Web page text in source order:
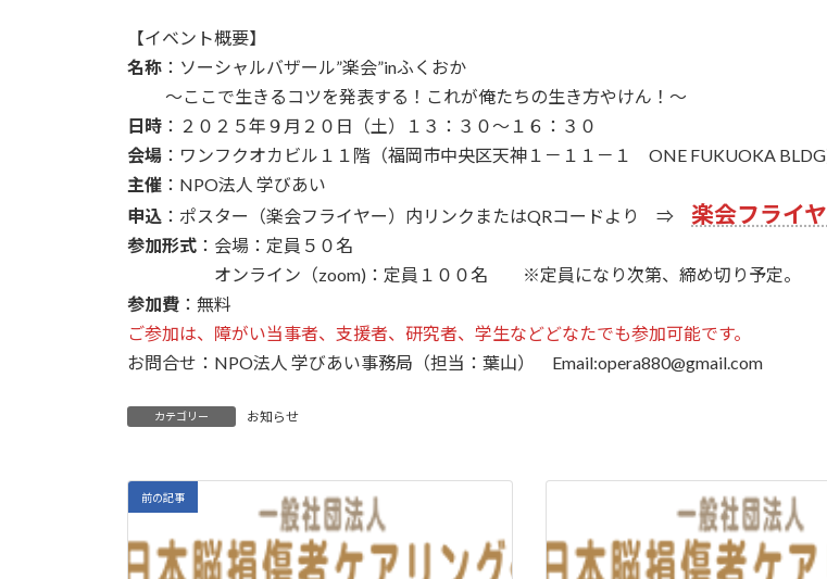
【イベント概要】
名称 ：ソーシャルバザール”楽会”inふくおか
～ここで生きるコツを発表する！これが俺たちの生き方やけん！～
日時 ：２０２５年９月２０日（土）１３：３０～１６：３０
会場 ：ワンフクオカビル１１階（福岡市中央区天神１－１１－１ ONE FUKUOKA
主催 ：NPO法人 学びあい
申込 ：ポスター（楽会フライヤー）内リンクまたはQRコードより ⇒ 楽会フライ
参加形式 ：会場：定員５０名
オンライン（zoom)：定員１００名 ※定員になり次第、締め切り予定。
参加費 ：無料
ご参加は、障がい当事者、支援者、研究者、学生などどなたでも参加可能です。
お問合せ：NPO法人 学びあい事務局（担当：葉山） Email:opera880@gmail.com
カテゴリー お知らせ
前の記事